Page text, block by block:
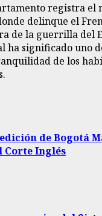
registra el
delinque el
de la guerrilla del
ha significado uno
de los
de Bogotá
Corte Inglés